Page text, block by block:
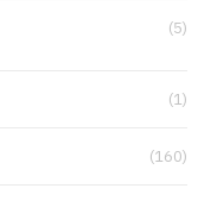
(5)
(1)
(160)